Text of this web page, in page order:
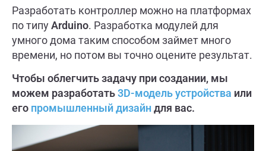
Разработать контроллер можно на платформах
по типуArduino. Разработка модулей для
умного дома таким способом займет много
времени, но потом вы точно оцените результат.
Чтобы облегчить задачу при создании, мы
можем разработать3D-модель устройства или
его промышленный дизайндля вас.